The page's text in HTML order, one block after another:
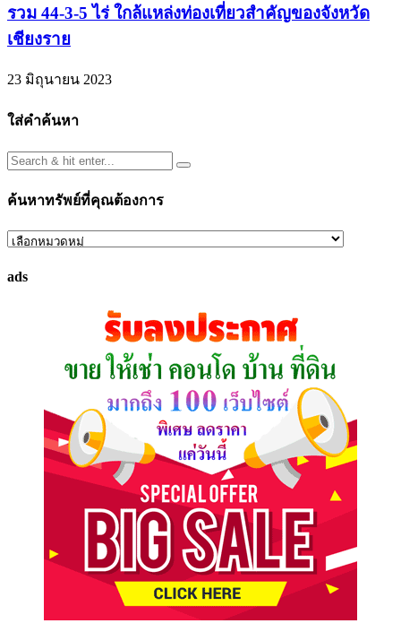
รวม 44-3-5 ไร่ ใกล้แหล่งท่องเที่ยวสำคัญของจังหวัด
เชียงราย
23 มิถุนายน 2023
ใส่คำค้นหา
ค้นหาทรัพย์ที่คุณต้องการ
ค้นหา
ที่
ads